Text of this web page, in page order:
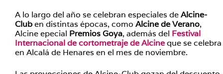
A lo largo del año se celebran especiales deAlcine-
Cluben distintas épocas, como Alcine de Verano,
Alcine epecial Premios Goya, además del Festival
Internacional de cortometraje de Alcineque se celebra
en Alcalá de Henares en el mes de noviembre.